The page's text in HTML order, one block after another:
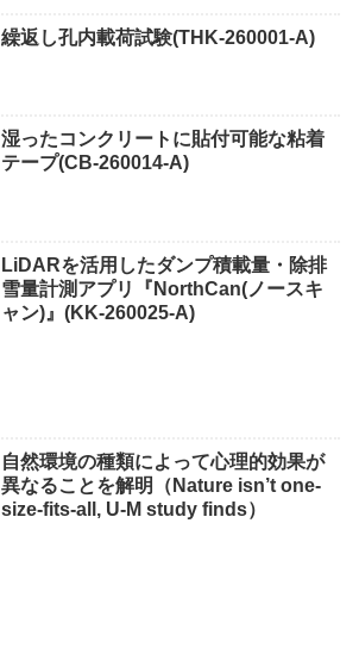
繰返し孔内載荷試験(THK-260001-A)
湿ったコンクリートに貼付可能な粘着
テープ(CB-260014-A)
LiDARを活用したダンプ積載量・除排
雪量計測アプリ『NorthCan(ノースキ
ャン)』(KK-260025-A)
自然環境の種類によって心理的効果が
異なることを解明（Nature isn’t one-
size-fits-all, U-M study finds）